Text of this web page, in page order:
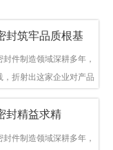
封筑牢品质根基
件制造领域深耕多年，
折射出这家企业对产品
、管道法兰、采油树、
封精益求精
件制造领域深耕多年，